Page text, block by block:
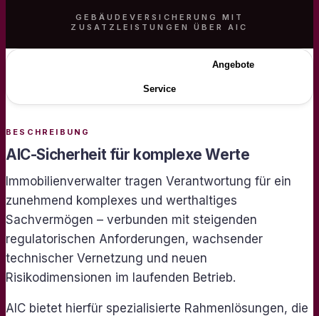
GEBÄUDEVERSICHERUNG MIT
ZUSATZLEISTUNGEN ÜBER AIC
Angebote
Service
BESCHREIBUNG
AIC-Sicherheit für komplexe Werte
Immobilienverwalter tragen Verantwortung für ein
zunehmend komplexes und werthaltiges
Sachvermögen – verbunden mit steigenden
regulatorischen Anforderungen, wachsender
technischer Vernetzung und neuen
Risikodimensionen im laufenden Betrieb.
AIC bietet hierfür spezialisierte Rahmenlösungen, die